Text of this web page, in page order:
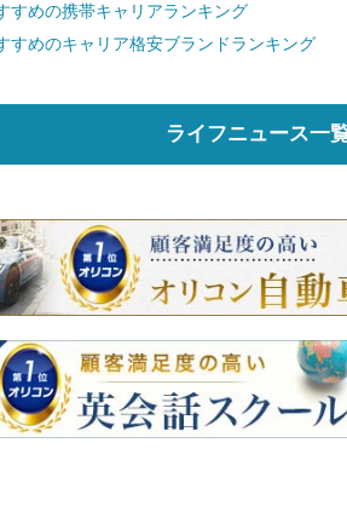
すめの携帯キャリアランキング
すめのキャリア格安ブランドランキング
ライフニュース一